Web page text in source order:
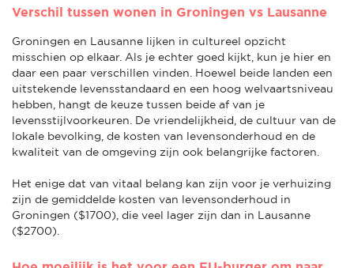
Verschil tussen wonen in Groningen vs Lausanne
Groningen en Lausanne lijken in cultureel opzicht
misschien op elkaar. Als je echter goed kijkt, kun je hier en
daar een paar verschillen vinden. Hoewel beide landen een
uitstekende levensstandaard en een hoog welvaartsniveau
hebben, hangt de keuze tussen beide af van je
levensstijlvoorkeuren. De vriendelijkheid, de cultuur van de
lokale bevolking, de kosten van levensonderhoud en de
kwaliteit van de omgeving zijn ook belangrijke factoren.
Het enige dat van vitaal belang kan zijn voor je verhuizing
zijn de gemiddelde kosten van levensonderhoud in
Groningen ($1700), die veel lager zijn dan in Lausanne
($2700).